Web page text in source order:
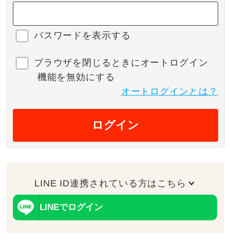
パスワードを表示する
ブラウザを閉じるときにオートログイン
機能を無効にする
オートログインとは？
ログイン
LINE ID連携されている方はこちら
LINEでログイン